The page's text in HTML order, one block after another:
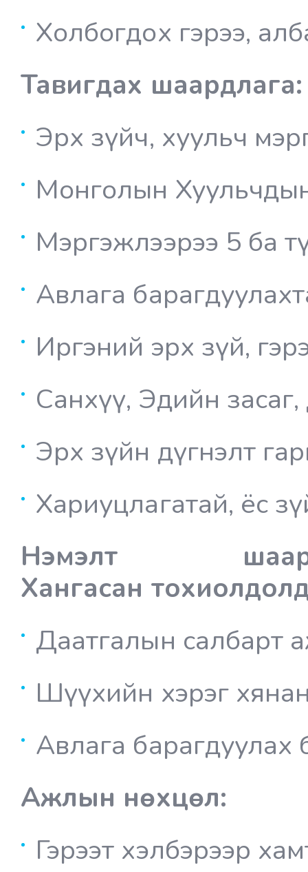
Холбогдох гэрээ,
Тавигдах шаардлага:
Эрх зүйч, хуульч
Монголын
Мэргэжлээрээ 5 ба
Авлага
Иргэний эрх зүй,
Санхүү, Эдийн
Эрх зүйн дүгнэлт
Хариуцлагатай, ёс
Нэмэлт
Хангасан
Даатгалын салбарт
Шүүхийн хэрэг
Авлага
Ажлын нөхцөл:
Гэрээт хэлбэрээр